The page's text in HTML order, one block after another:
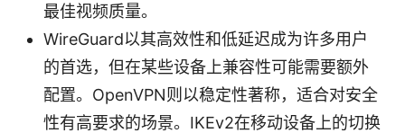
最佳视频质量。
WireGuard以其高效性和低延迟成为许多用户
的首选，但在某些设备上兼容性可能需要额外
配置。OpenVPN则以稳定性著称，适合对安全
性有高要求的场景。IKEv2在移动设备上的切换